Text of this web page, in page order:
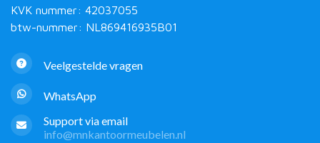
KVK nummer: 42037055
btw-nummer: NL869416935B01
Veelgestelde vragen
WhatsApp
Support via email
info@mnkantoormeubelen.nl